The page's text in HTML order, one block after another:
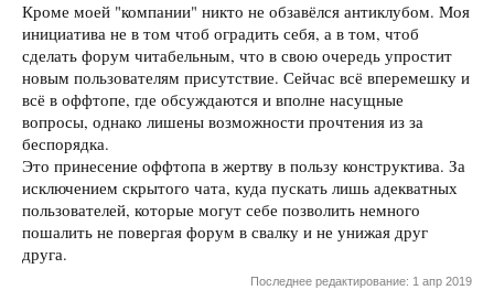
Кроме моей "компании" никто не обзавёлся антиклубом. Моя
инициатива не в том чтоб оградить себя, а в том, чтоб
сделать форум читабельным, что в свою очередь упростит
новым пользователям присутствие. Сейчас всё вперемешку и
всё в оффтопе, где обсуждаются и вполне насущные
вопросы, однако лишены возможности прочтения из за
беспорядка.
Это принесение оффтопа в жертву в пользу конструктива. За
исключением скрытого чата, куда пускать лишь адекватных
пользователей, которые могут себе позволить немного
пошалить не повергая форум в свалку и не унижая друг
друга.
Последнее редактирование: 1 апр 2019